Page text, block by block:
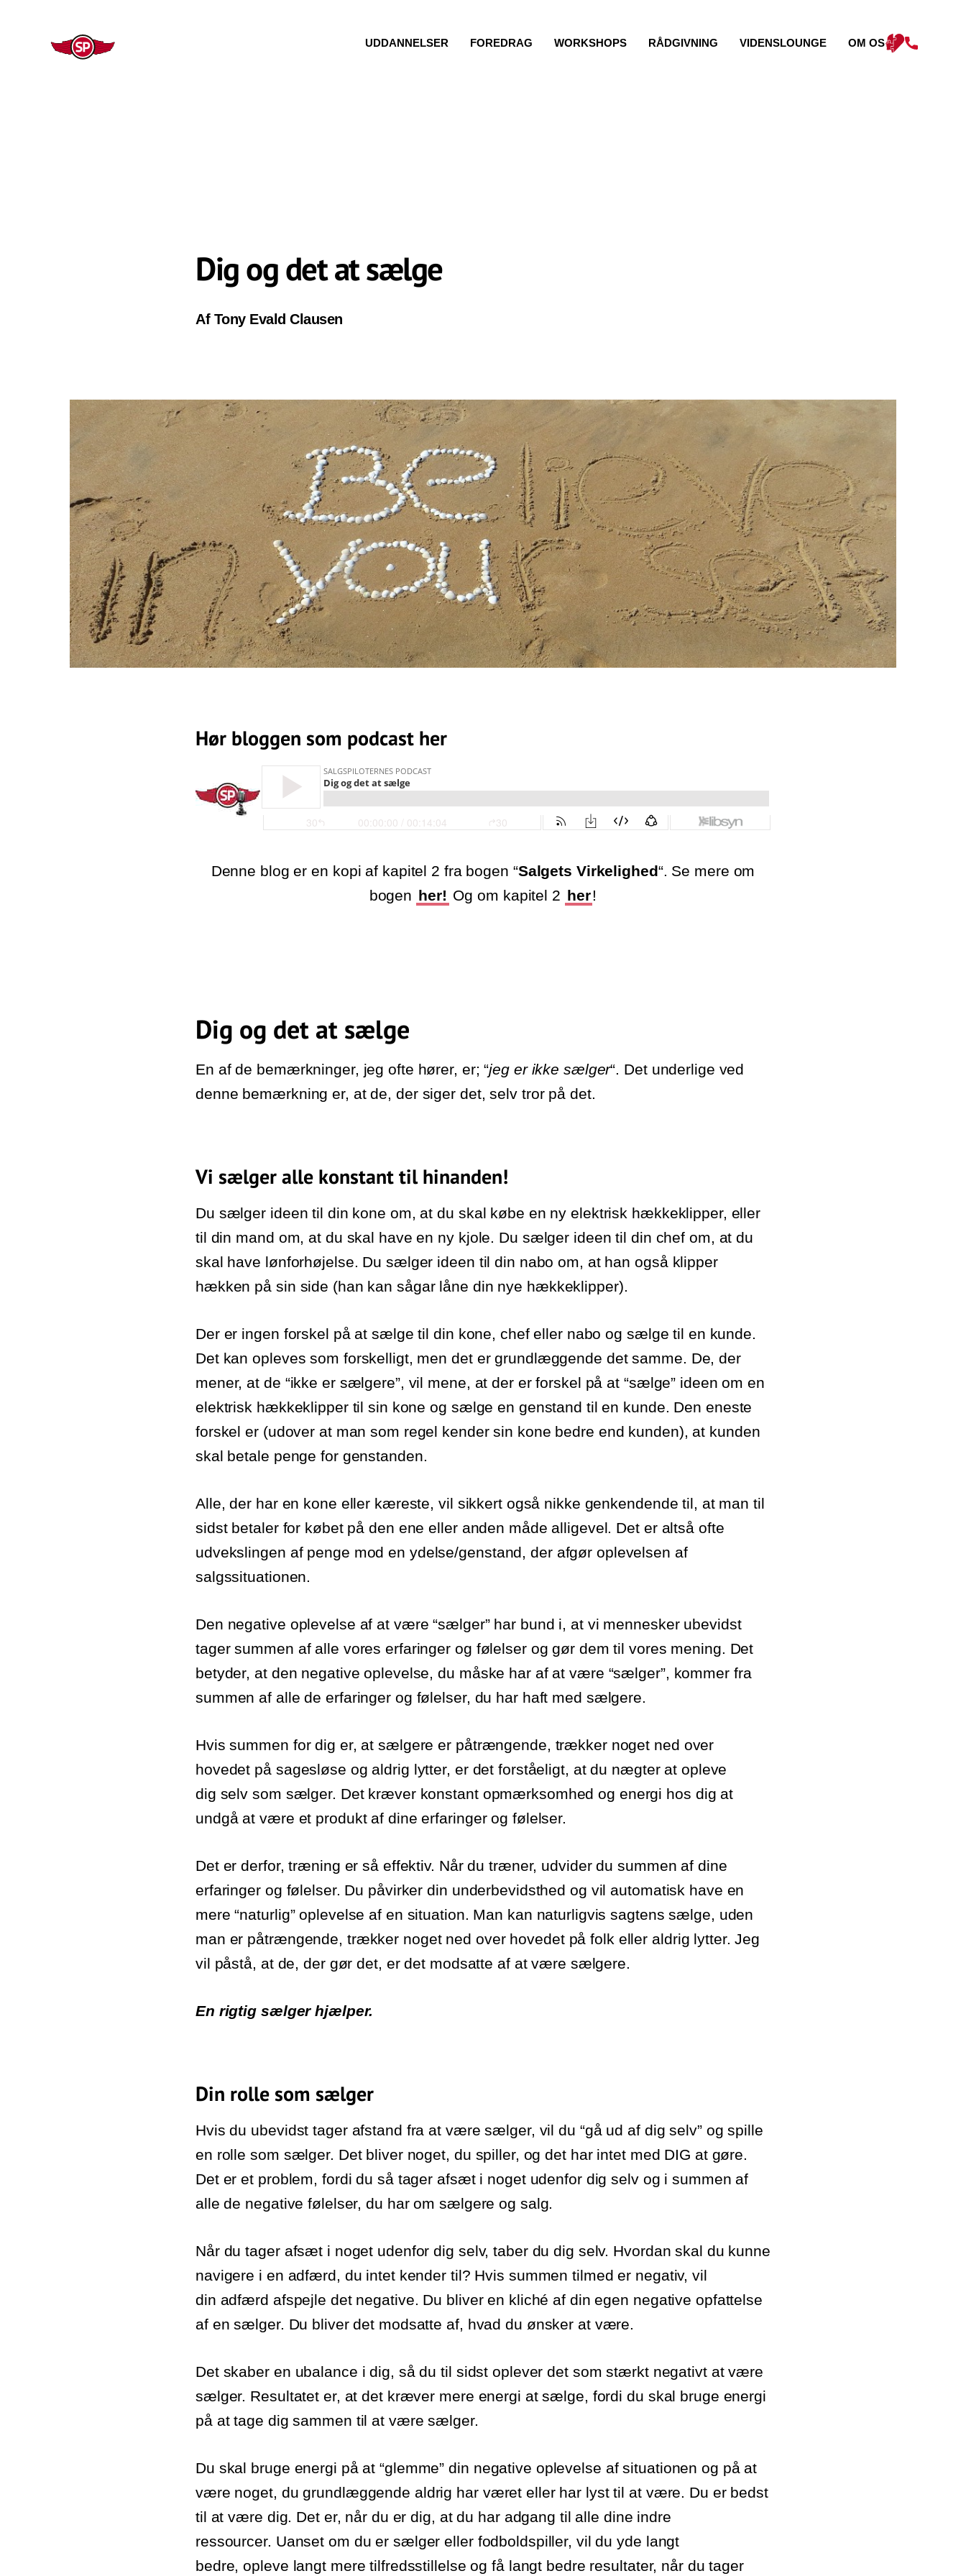
UDDANNELSER FOREDRAG WORKSHOPS RÅDGIVNING VIDENSLOUNGE OM OS
Dig og det at sælge
Af Tony Evald Clausen
Hør bloggen som podcast her
Denne blog er en kopi af kapitel 2 fra bogen “Salgets Virkelighed“. Se mere om
bogen her! Og om kapitel 2 her!
Dig og det at sælge
En af de bemærkninger, jeg ofte hører, er; “jeg er ikke sælger“. Det underlige ved
denne bemærkning er, at de, der siger det, selv tror på det.
Vi sælger alle konstant til hinanden!
Du sælger ideen til din kone om, at du skal købe en ny elektrisk hækkeklipper, eller
til din mand om, at du skal have en ny kjole. Du sælger ideen til din chef om, at du
skal have lønforhøjelse. Du sælger ideen til din nabo om, at han også klipper
hækken på sin side (han kan sågar låne din nye hækkeklipper).
Der er ingen forskel på at sælge til din kone, chef eller nabo og sælge til en kunde.
Det kan opleves som forskelligt, men det er grundlæggende det samme. De, der
mener, at de “ikke er sælgere”, vil mene, at der er forskel på at “sælge” ideen om en
elektrisk hækkeklipper til sin kone og sælge en genstand til en kunde. Den eneste
forskel er (udover at man som regel kender sin kone bedre end kunden), at kunden
skal betale penge for genstanden.
Alle, der har en kone eller kæreste, vil sikkert også nikke genkendende til, at man til
sidst betaler for købet på den ene eller anden måde alligevel. Det er altså ofte
udvekslingen af penge mod en ydelse/genstand, der afgør oplevelsen af
salgssituationen.
Den negative oplevelse af at være “sælger” har bund i, at vi mennesker ubevidst
tager summen af alle vores erfaringer og følelser og gør dem til vores mening. Det
betyder, at den negative oplevelse, du måske har af at være “sælger”, kommer fra
summen af alle de erfaringer og følelser, du har haft med sælgere.
Hvis summen for dig er, at sælgere er påtrængende, trækker noget ned over
hovedet på sagesløse og aldrig lytter, er det forståeligt, at du nægter at opleve
dig selv som sælger. Det kræver konstant opmærksomhed og energi hos dig at
undgå at være et produkt af dine erfaringer og følelser.
Det er derfor, træning er så effektiv. Når du træner, udvider du summen af dine
erfaringer og følelser. Du påvirker din underbevidsthed og vil automatisk have en
mere “naturlig” oplevelse af en situation. Man kan naturligvis sagtens sælge, uden
man er påtrængende, trækker noget ned over hovedet på folk eller aldrig lytter. Jeg
vil påstå, at de, der gør det, er det modsatte af at være sælgere.
En rigtig sælger hjælper.
Din rolle som sælger
Hvis du ubevidst tager afstand fra at være sælger, vil du “gå ud af dig selv” og spille
en rolle som sælger. Det bliver noget, du spiller, og det har intet med DIG at gøre.
Det er et problem, fordi du så tager afsæt i noget udenfor dig selv og i summen af
alle de negative følelser, du har om sælgere og salg.
Når du tager afsæt i noget udenfor dig selv, taber du dig selv. Hvordan skal du kunne
navigere i en adfærd, du intet kender til? Hvis summen tilmed er negativ, vil
din adfærd afspejle det negative. Du bliver en kliché af din egen negative opfattelse
af en sælger. Du bliver det modsatte af, hvad du ønsker at være.
Det skaber en ubalance i dig, så du til sidst oplever det som stærkt negativt at være
sælger. Resultatet er, at det kræver mere energi at sælge, fordi du skal bruge energi
på at tage dig sammen til at være sælger.
Du skal bruge energi på at “glemme” din negative oplevelse af situationen og på at
være noget, du grundlæggende aldrig har været eller har lyst til at være. Du er bedst
til at være dig. Det er, når du er dig, at du har adgang til alle dine indre
ressourcer. Uanset om du er sælger eller fodboldspiller, vil du yde langt
bedre, opleve langt mere tilfredsstillelse og få langt bedre resultater, når du tager